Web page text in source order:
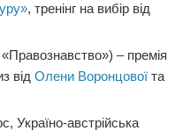
, тренінг на вибір від
– премія
від Олени Воронцової та
Україно-австрійська